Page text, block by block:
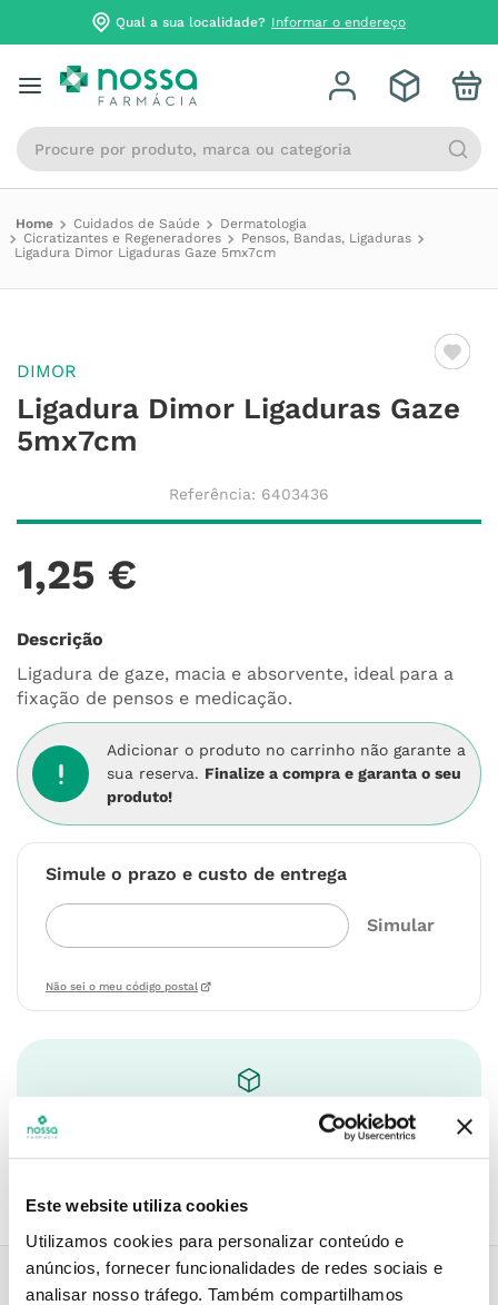
Este website utiliza cookies
Utilizamos cookies para personalizar conteúdo e
anúncios, fornecer funcionalidades de redes sociais e
analisar nosso tráfego. Também compartilhamos
Qual a sua localidade? Informar o endereço
Procure por produto, marca ou categoria
Cuidados de Saúde
Dermatologia
Cicratizantes e Regeneradores
Pensos, Bandas, Ligaduras
Ligadura Dimor Ligaduras Gaze 5mx7cm
DIMOR
Ligadura Dimor Ligaduras Gaze
5mx7cm
Referência: 6403436
1,25 €
Descrição
Ligadura de gaze, macia e absorvente, ideal para a
fixação de pensos e medicação.
Adicionar o produto no carrinho não garante a
sua reserva. Finalize a compra e garanta o seu
produto!
Simule o prazo e custo de entrega
Não sei o meu código postal
Compre no site e recolha numa das mais de 120 Farmácias